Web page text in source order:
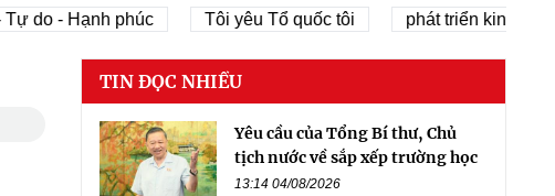
- Hạnh phúc Tôi yêu Tổ quốc tôi phát triển kinh tế tư nhân
TIN ĐỌC NHIỀU
Yêu cầu của Tổng Bí thư, Chủ
tịch nước về sắp xếp trường học
13:14 04/08/2026